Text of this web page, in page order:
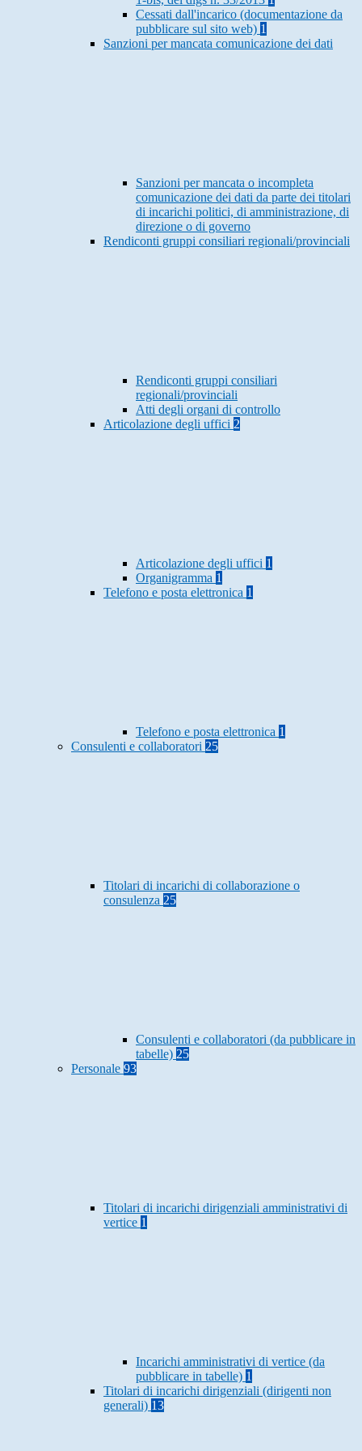
Cessati dall'incarico (documentazione da
pubblicare sul sito web) 1
Sanzioni per mancata comunicazione dei dati
Sanzioni per mancata o incompleta
comunicazione dei dati da parte dei titolari
di incarichi politici, di amministrazione, di
direzione o di governo
Rendiconti gruppi consiliari regionali/provinciali
Rendiconti gruppi consiliari
regionali/provinciali
Atti degli organi di controllo
Articolazione degli uffici 2
Articolazione degli uffici 1
Organigramma 1
Telefono e posta elettronica 1
Telefono e posta elettronica 1
Consulenti e collaboratori 25
Titolari di incarichi di collaborazione o
consulenza 25
Consulenti e collaboratori (da pubblicare in
tabelle) 25
Personale 93
Titolari di incarichi dirigenziali amministrativi di
vertice 1
Incarichi amministrativi di vertice (da
pubblicare in tabelle) 1
Titolari di incarichi dirigenziali (dirigenti non
generali) 13